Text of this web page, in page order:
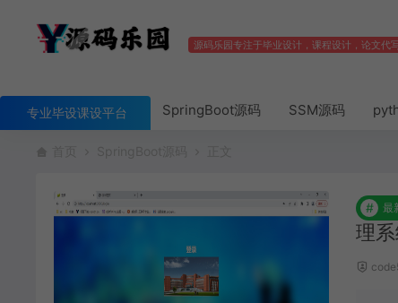
源码乐园专注于毕业设计，课程设计，论文代
专业毕设课设平台 SpringBoot源码 SSM源码
# 最
理